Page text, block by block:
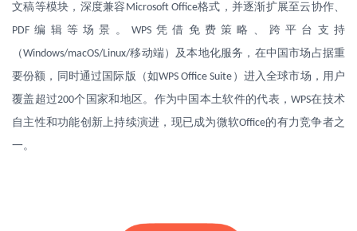
文稿等模块，深度兼容 Microsoft Office格式，并逐渐扩展至云协作、
PDF 编辑等场景。 WPS凭借免费策略、跨平台支持
（Windows/macOS/Linux/移动端）及本地化服务，在中国市场占据重
要份额，同时通过国际版（如WPS Office Suite ）进入全球市场，用户
覆盖超过200个国家和地区。作为中国本土软件的代表，WPS在技术
自主性和功能创新上持续演进，现已成为微软Office的有力竞争者之
一。